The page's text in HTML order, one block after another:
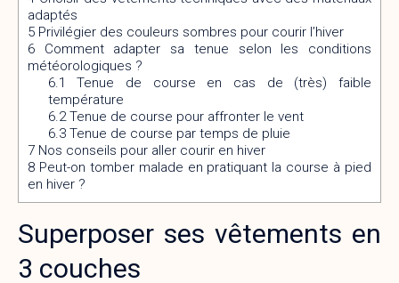
adaptés
5 Privilégier des couleurs sombres pour courir l’hiver
6 Comment adapter sa tenue selon les conditions
météorologiques ?
6.1
Tenue de course en cas de (très) faible
température
6.2Tenue de course pour affronter le vent
6.3Tenue de course par temps de pluie
7 Nos conseils pour aller courir en hiver
8 Peut-on tomber malade en pratiquant la course à pied
en hiver ?
Superposer ses vêtements en
3 couches